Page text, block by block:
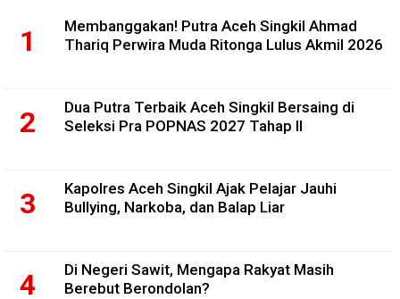
Membanggakan! Putra Aceh Singkil Ahmad
Thariq Perwira Muda Ritonga Lulus Akmil 2026
Dua Putra Terbaik Aceh Singkil Bersaing di
Seleksi Pra POPNAS 2027 Tahap II
Kapolres Aceh Singkil Ajak Pelajar Jauhi
Bullying, Narkoba, dan Balap Liar
Di Negeri Sawit, Mengapa Rakyat Masih
Berebut Berondolan?